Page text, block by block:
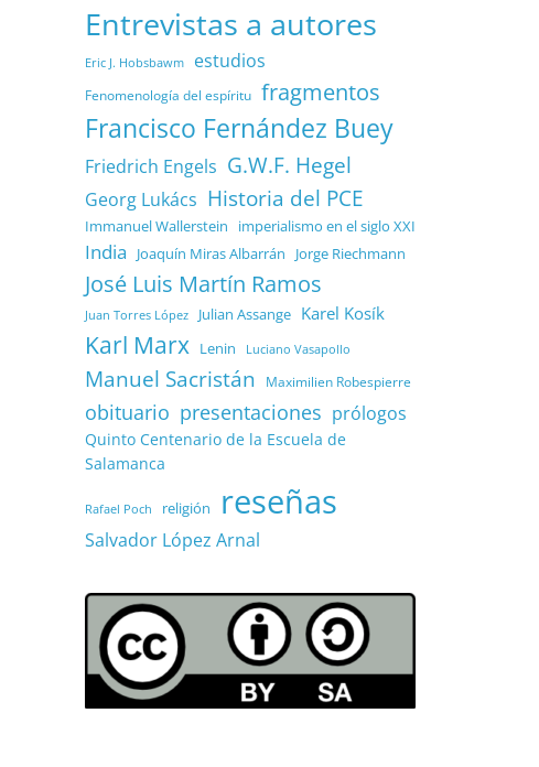
Entrevistas a autores
Eric J. Hobsbawm estudios
Fenomenología del espíritu fragmentos
Francisco Fernández Buey
Friedrich Engels G.W.F. Hegel
Georg Lukács Historia del PCE
Immanuel Wallerstein imperialismo en el siglo XXI
India Joaquín Miras Albarrán Jorge Riechmann
José Luis Martín Ramos
Juan Torres López Julian Assange Karel Kosík
Karl Marx Lenin Luciano Vasapollo
Manuel Sacristán Maximilien Robespierre
obituario presentaciones prólogos
Quinto Centenario de la Escuela de
Salamanca
Rafael Poch religión reseñas
Salvador López Arnal